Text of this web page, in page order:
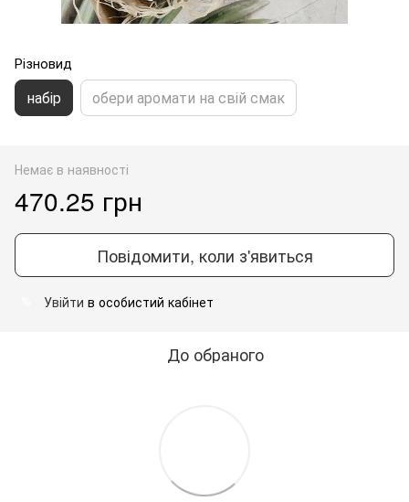
Різновид
набір обери аромати на свій смак
Немає в наявності
470.25 грн
Повідомити, коли з'явиться
Увійти в особистий кабінет
До обраного